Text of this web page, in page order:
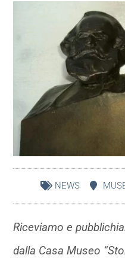
NEWS
Riceviamo e
dalla Casa Museo